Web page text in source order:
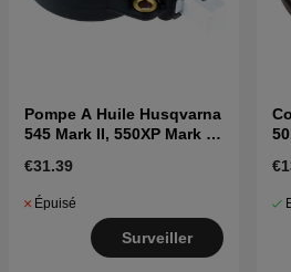
Pompe A Huile Husqvarna
545 Mark II, 550XP Mark II,
€31.39
Épuisé
Surveiller